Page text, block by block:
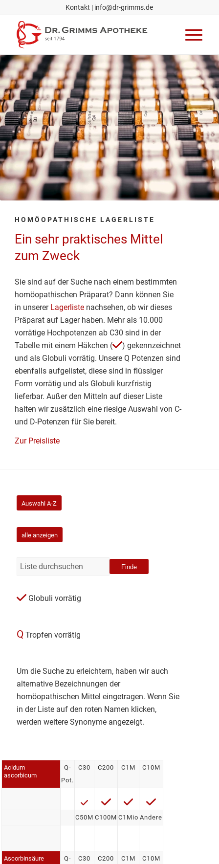
Kontakt | info@dr-grimms.de
HOMÖOPATHISCHE LAGERLISTE
Ein sehr praktisches Mittel
zum Zweck
Sie sind auf der Suche nach einem bestimmten
homöopathischen Präparat? Dann können Sie
in unserer Lagerliste nachsehen, ob wir dieses
Präparat auf Lager haben. Mehr als 10.000
vorrätige Hochpotenzen ab C30 sind in der
Tabelle mit einem Häkchen (
) gekennzeichnet
und als Globuli vorrätig. Unsere Q Potenzen sind
ebenfalls aufgelistet, diese sind in flüssiger
Form vorrätig und als Globuli kurzfristig
lieferbar. Außer den Mitteln auf dieser Liste
halten wir zusätzlich eine riesige Auswahl von C-
und D-Potenzen für Sie bereit.
Zur Preisliste
Auswahl A-Z
alle anzeigen
Finde
Globuli vorrätig
QTropfen vorrätig
Um die Suche zu erleichtern, haben wir auch
alternative Bezeichnungen der
homöopathischen Mittel eingetragen. Wenn Sie
in der Liste auf den roten Namen klicken,
werden weitere Synonyme angezeigt.
Acidum
ascorbicum
Q-
Pot.
C30 C200 C1M C10M
C50M C100M C1Mio Andere
Ascorbinsäure
Q-
C30 C200 C1M C10M